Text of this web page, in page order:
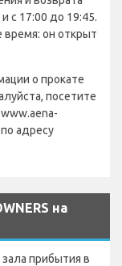
с 17:00 до 19:45.
время: он открыт
о прокате
посетите
адресу
на
прибытия в